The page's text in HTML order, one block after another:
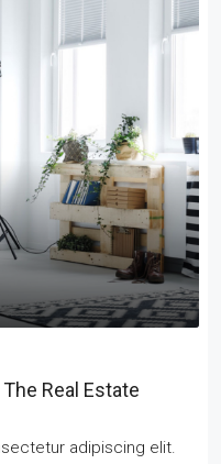
Real Estate
adipiscing elit.